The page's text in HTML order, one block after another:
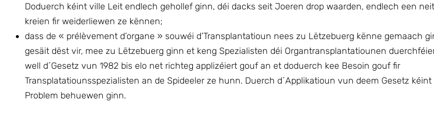
Doduerch kéint ville Leit endlech gehollef ginn, déi dacks seit Joeren drop waarden, endlech een
kreien fir weiderliewen ze kënnen;
dass de « prélèvement d’organe » souwéi d’Transplantatioun nees zu Lëtzebuerg kënne gemaach
gesäit dëst vir, mee zu Lëtzebuerg ginn et keng Spezialisten déi Organtransplantatiounen
well d´Gesetz vun 1982 bis elo net richteg applizéiert gouf an et doduerch kee Besoin gouf fir
Transplatatiounsspezialisten an de Spideeler ze hunn. Duerch d´Applikatioun vun deem Gesetz
Problem behuewen ginn.